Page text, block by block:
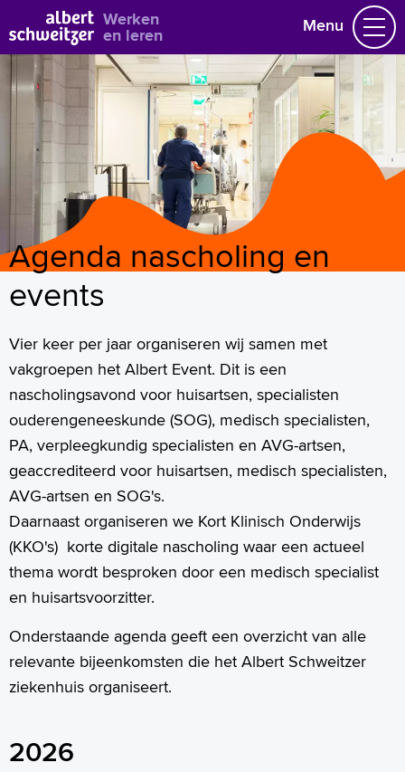
Werken
en leren Menu
Vacatures
Vakgebieden
Opleidingen & Stages
Flexibel werken
Hoe wij het doen
Vrijwilligerswerk
Job alert Mijn vacatures
Bekijk alle vacatures
Agenda nascholing en
events
Vier keer per jaar organiseren wij samen met
vakgroepen het Albert Event. Dit is een
nascholingsavond voor huisartsen, specialisten
ouderengeneeskunde (SOG), medisch specialisten,
PA, verpleegkundig specialisten en AVG-artsen,
geaccrediteerd voor huisartsen, medisch specialisten,
AVG-artsen en SOG's.
Daarnaast organiseren we Kort Klinisch Onderwijs
(KKO's) korte digitale nascholing waar een actueel
thema wordt besproken door een medisch specialist
en huisartsvoorzitter.
Onderstaande agenda geeft een overzicht van alle
relevante bijeenkomsten die het Albert Schweitzer
ziekenhuis organiseert.
2026